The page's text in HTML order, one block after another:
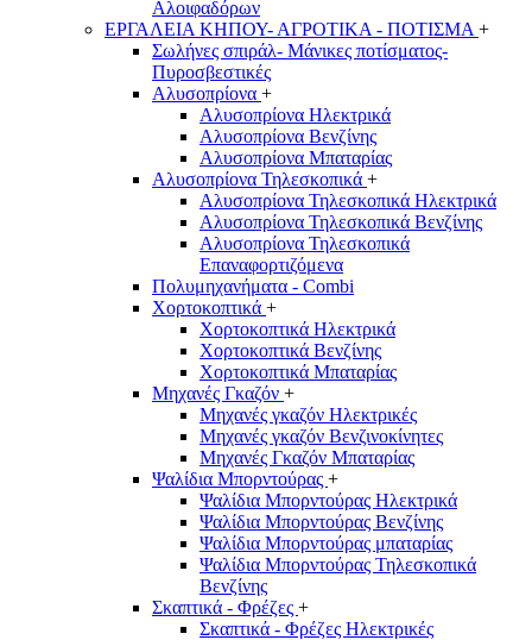
Αλοιφαδόρων
ΕΡΓΑΛΕΙΑ ΚΗΠΟΥ- ΑΓΡΟΤΙΚΑ - ΠΟΤΙΣΜΑ +
Σωλήνες σπιράλ- Μάνικες ποτίσματος-
Πυροσβεστικές
Αλυσοπρίονα +
Αλυσοπρίονα Ηλεκτρικά
Αλυσοπρίονα Βενζίνης
Αλυσοπρίονα Μπαταρίας
Αλυσοπρίονα Τηλεσκοπικά +
Αλυσοπρίονα Τηλεσκοπικά Ηλεκτρικά
Αλυσοπρίονα Τηλεσκοπικά Βενζίνης
Αλυσοπρίονα Τηλεσκοπικά
Επαναφορτιζόμενα
Πολυμηχανήματα - Combi
Χορτοκοπτικά +
Χορτοκοπτικά Ηλεκτρικά
Χορτοκοπτικά Βενζίνης
Χορτοκοπτικά Μπαταρίας
Μηχανές Γκαζόν +
Μηχανές γκαζόν Ηλεκτρικές
Μηχανές γκαζόν Βενζινοκίνητες
Μηχανές Γκαζόν Μπαταρίας
Ψαλίδια Μπορντούρας +
Ψαλίδια Μπορντούρας Hλεκτρικά
Ψαλίδια Μπορντούρας Βενζίνης
Ψαλίδια Μπορντούρας μπαταρίας
Ψαλίδια Μπορντούρας Τηλεσκοπικά
Βενζίνης
Σκαπτικά - Φρέζες +
Σκαπτικά - Φρέζες Ηλεκτρικές